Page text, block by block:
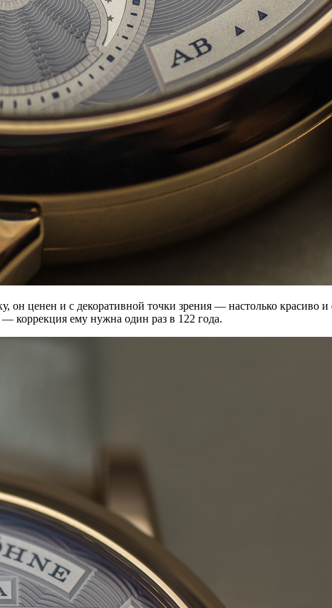
он ценен и с декоративной точки зрения — настолько красиво
коррекция ему нужна один раз в 122 года.